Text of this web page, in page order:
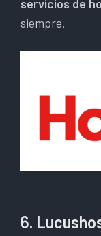
servicios de
siempre.
6.